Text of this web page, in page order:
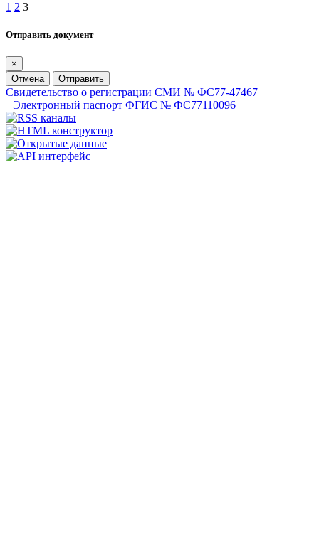
1 2 3
Отправить документ
×
Отмена
Отправить
Свидетельство о регистрации СМИ № ФС77-47467
Электронный паспорт ФГИС № ФС77110096